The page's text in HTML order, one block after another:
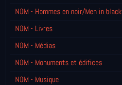
NOM - Hommes en noir/Men in black
NOM - Livres
NOM - Médias
NOM - Monuments et édifices
NOM - Musique